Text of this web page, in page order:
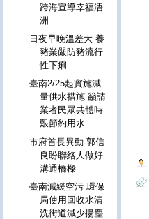
跨海宣導幸福浯
洲
日夜早晚溫差大 養
豬業嚴防豬流行
性下痢
臺南2/25起實施減
量供水措施 籲請
業者民眾共體時
艱節約用水
市府首長異動 郭信
良盼聯絡人做好
溝通橋樑
臺南減緩空污 環保
局使用回收水清
洗街道減少揚塵